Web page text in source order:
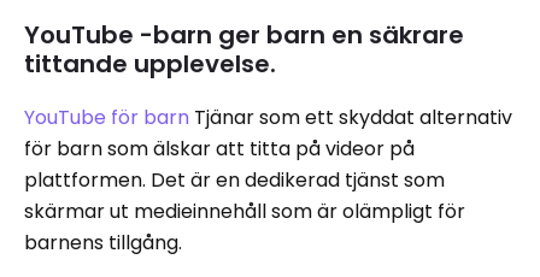
YouTube -barn ger barn en säkrare
tittande upplevelse.
YouTube för barn Tjänar som ett skyddat alternativ
för barn som älskar att titta på videor på
plattformen. Det är en dedikerad tjänst som
skärmar ut medieinnehåll som är olämpligt för
barnens tillgång.